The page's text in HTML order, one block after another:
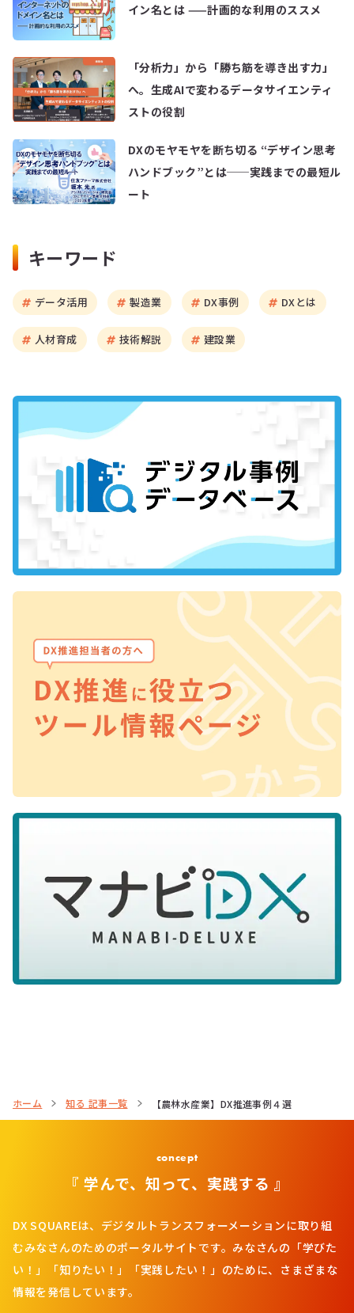
イン名とは ——計画的な利用のススメ
「分析力」から「勝ち筋を導き出す力」
へ。生成AIで変わるデータサイエンティ
ストの役割
DXのモヤモヤを断ち切る “デザイン思考
ハンドブック”とは──実践までの最短ル
ート
キーワード
データ活用 製造業 DX事例 DXとは
人材育成 技術解説 建設業
ホーム 知る 記事一覧 【農林水産業】DX推進事例４選
concept
『 学んで、知って、実践する 』
DX SQUAREは、デジタルトランスフォーメーションに取り組
むみなさんのためのポータルサイトです。みなさんの「学びた
い！」「知りたい！」「実践したい！」のために、さまざまな
情報を発信しています。